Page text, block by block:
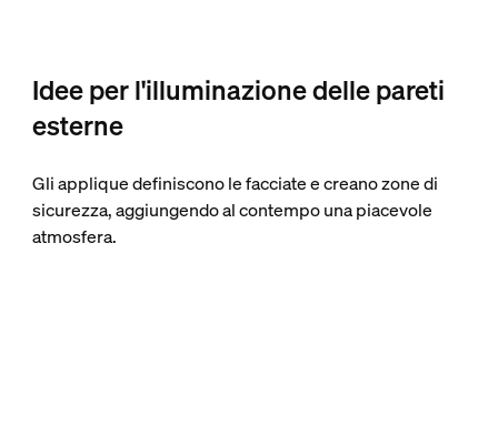
Idee per l'illuminazione delle pareti
esterne
Gli applique definiscono le facciate e creano zone di
sicurezza, aggiungendo al contempo una piacevole
atmosfera.